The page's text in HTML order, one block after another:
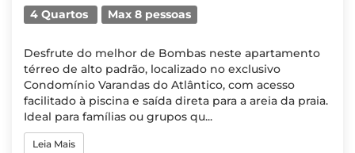
4 Quartos Max 8 pessoas
Desfrute do melhor de Bombas neste apartamento
térreo de alto padrão, localizado no exclusivo
Condomínio Varandas do Atlântico, com acesso
facilitado à piscina e saída direta para a areia da praia.
Ideal para famílias ou grupos qu...
Leia Mais